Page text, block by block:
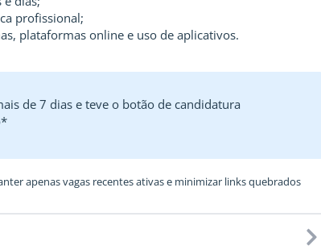
profissional;
plataformas online e uso de aplicativos.
de 7 dias e teve o botão de candidatura
apenas vagas recentes ativas e minimizar links quebrados